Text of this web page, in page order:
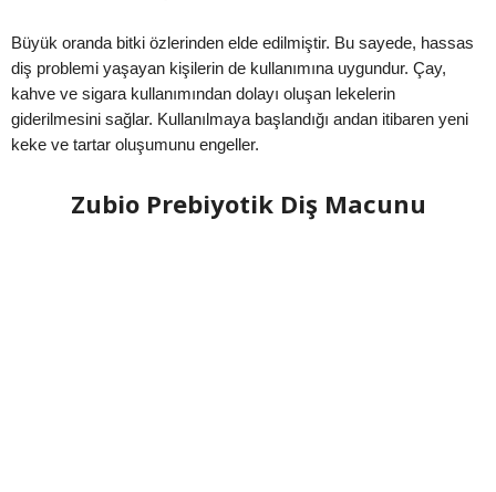
Büyük oranda bitki özlerinden elde edilmiştir. Bu sayede, hassas
diş problemi yaşayan kişilerin de kullanımına uygundur. Çay,
kahve ve sigara kullanımından dolayı oluşan lekelerin
giderilmesini sağlar. Kullanılmaya başlandığı andan itibaren yeni
keke ve tartar oluşumunu engeller.
Zubio Prebiyotik Diş Macunu